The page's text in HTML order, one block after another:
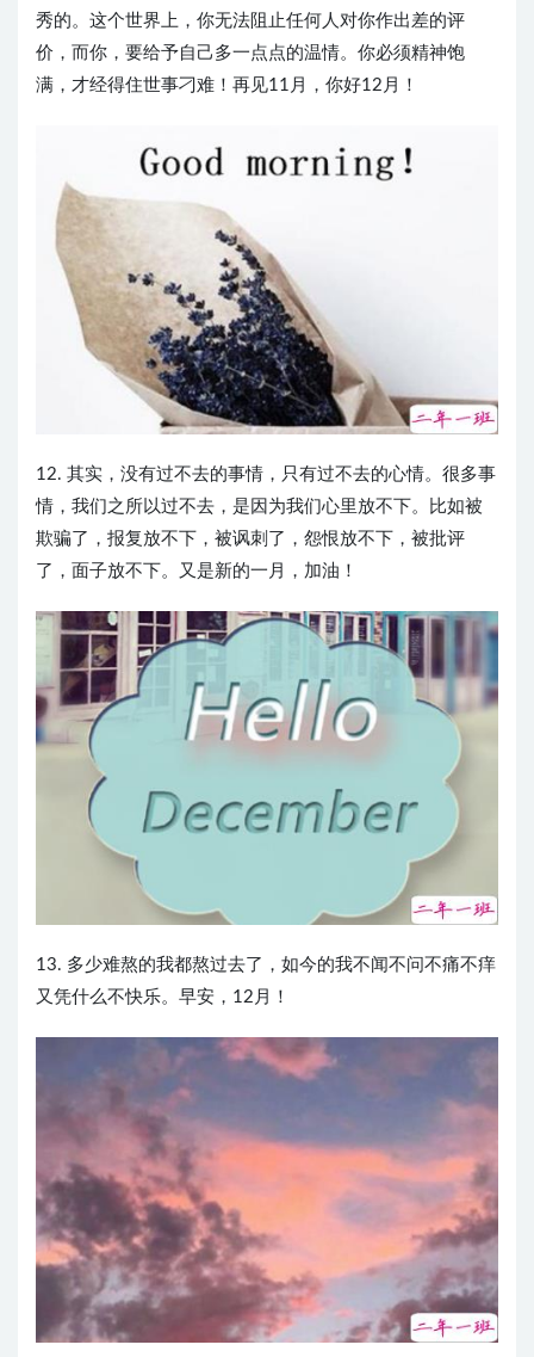
秀的。这个世界上，你无法阻止任何人对你作出差的评
价，而你，要给予自己多一点点的温情。你必须精神饱
满，才经得住世事刁难！再见11月，你好12月！
12. 其实，没有过不去的事情，只有过不去的心情。很多事
情，我们之所以过不去，是因为我们心里放不下。比如被
欺骗了，报复放不下，被讽刺了，怨恨放不下，被批评
了，面子放不下。又是新的一月，加油！
13. 多少难熬的我都熬过去了，如今的我不闻不问不痛不痒
又凭什么不快乐。早安，12月！